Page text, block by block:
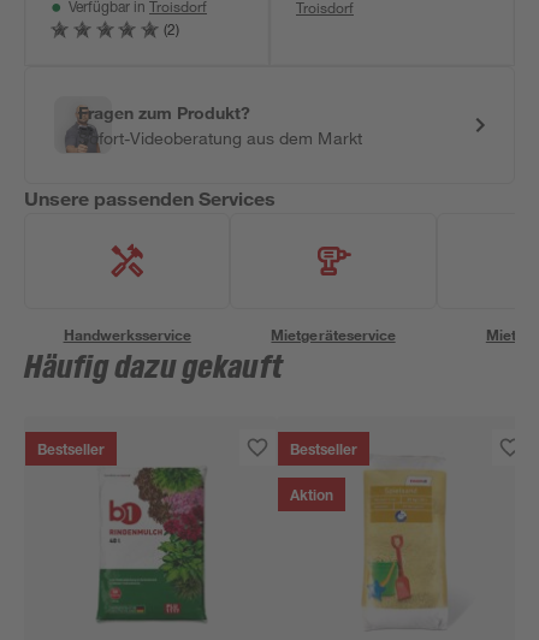
Verfügbar in Troisdorf
(2)
Troisdorf
Fragen zum Produkt?
Sofort-Videoberatung aus dem Markt
Unsere passenden Services
Handwerksservice Mietgeräteservice
Häufig dazu gekauft
Bestseller Bestseller
Aktion